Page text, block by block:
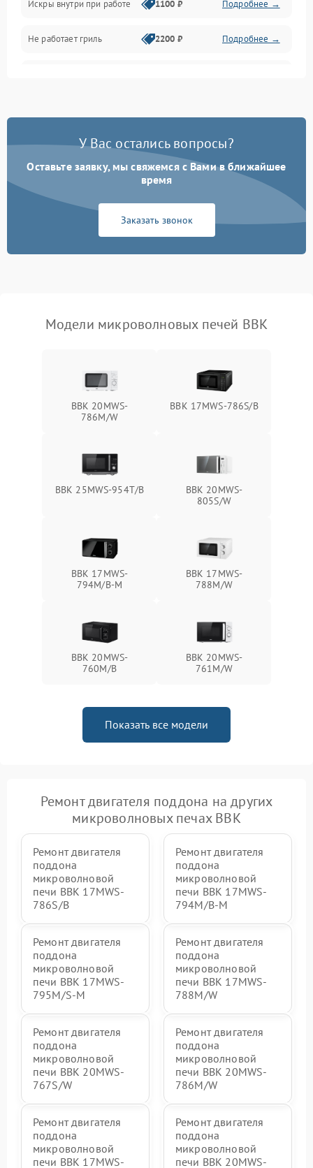
Искры внутри при работе 1100 ₽ Подробнее →
Не работает гриль 2200 ₽ Подробнее →
Появление запаха гари 2400 ₽ Подробнее →
Проблемы с вентилятором 2000 ₽
Поломка системы
охлаждения
Подробнее →
Не работают сенсорные
Сломался трансформатор Подробнее →
У Вас остались вопросы?
Оставьте заявку, мы свяжемся с Вами в ближайшее
время
Заказать звонок
Модели микроволновых печей BBK
BBK 20MWS-
786M/W
BBK 17MWS-786S/B
BBK 25MWS-954T/B
BBK 20MWS-
805S/W
BBK 17MWS-
794M/B-M
BBK 17MWS-
788M/W
BBK 20MWS-
760M/B
BBK 20MWS-
761M/W
Показать все модели
Ремонт двигателя поддона на других
микроволновых печах BBK
Ремонт двигателя
поддона
микроволновой
печи BBK 17MWS-
786S/B
Ремонт двигателя
поддона
микроволновой
печи BBK 17MWS-
794M/B-M
Ремонт двигателя
поддона
микроволновой
печи BBK 17MWS-
795M/S-M
Ремонт двигателя
поддона
микроволновой
печи BBK 17MWS-
788M/W
Ремонт двигателя
поддона
микроволновой
печи BBK 20MWS-
767S/W
Ремонт двигателя
поддона
микроволновой
печи BBK 20MWS-
786M/W
Ремонт двигателя
поддона
микроволновой
печи BBK 17MWS-
Ремонт двигателя
поддона
микроволновой
печи BBK 20MWS-